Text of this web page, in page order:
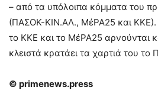
– από τα υπόλοιπα κόμματα του
(ΠΑΣΟΚ-ΚΙΝ.ΑΛ., ΜέΡΑ25 και
το ΚΚΕ και το ΜέΡΑ25 αρνούνται
κλειστά κρατάει τα χαρτιά του το
© primenews.press